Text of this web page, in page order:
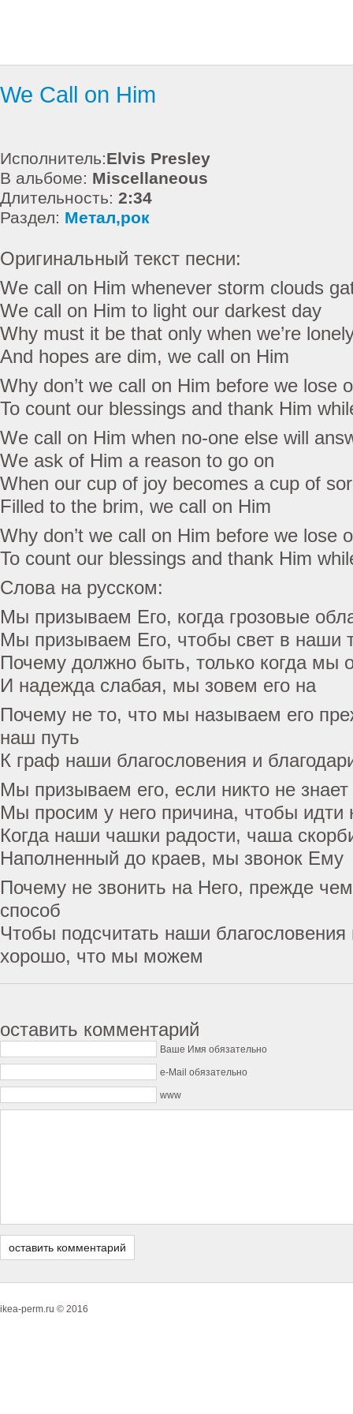
We Call on Him
Исполнитель:Elvis Presley
В альбоме: Miscellaneous
Длительность: 2:34
Раздел: Метал,рок
Оригинальный текст песни:
We call on Him whenever storm clouds
We call on Him to light our darkest day
Why must it be that only when we’re
And hopes are dim, we call on Him
Why don’t we call on Him before we lose
To count our blessings and thank Him
We call on Him when no-one else will
We ask of Him a reason to go on
When our cup of joy becomes a cup of
Filled to the brim, we call on Him
Why don’t we call on Him before we lose
To count our blessings and thank Him
Слова на русском:
Мы призываем Его, когда грозовые
Мы призываем Его, чтобы свет в наши
Почему должно быть, только когда мы
И надежда слабая, мы зовем его на
Почему не то, что мы называем его
наш путь
К граф наши благословения и
Мы призываем его, если никто не знает
Мы просим у него причина, чтобы идти
Когда наши чашки радости, чаша
Наполненный до краев, мы звонок Ему
Почему не звонить на Него, прежде
способ
Чтобы подсчитать наши благословения
хорошо, что мы можем
оставить комментарий
Ваше Имя обязательно
e-Mail обязательно
www
ikea-perm.ru © 2016